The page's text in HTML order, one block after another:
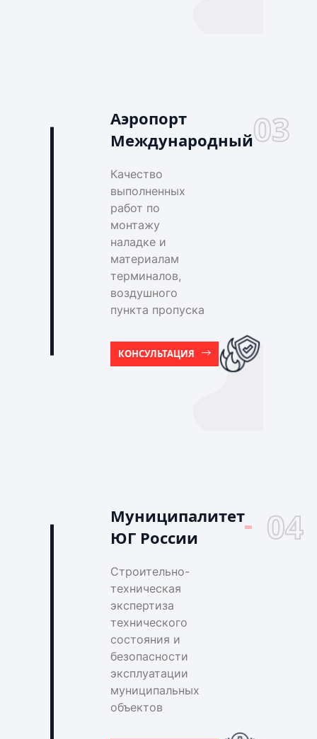
Аэропорт
Международный03
Качество
выполненных
работ по
монтажу
наладке и
материалам
терминалов,
воздушного
пункта пропуска
КОНСУЛЬТАЦИЯ
Муниципалитет
ЮГ России
04
Строительно-
техническая
экспертиза
технического
состояния и
безопасности
эксплуатации
муниципальных
объектов